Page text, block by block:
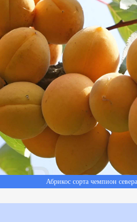
Абрикос сорта чемпион